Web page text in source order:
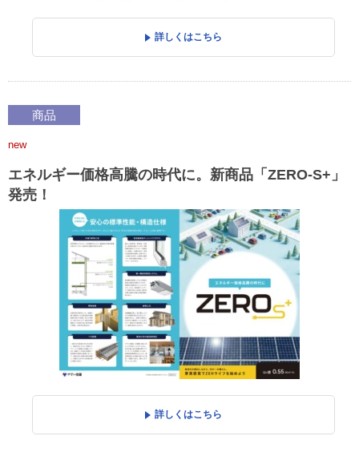
詳しくはこちら
商品
new
エネルギー価格高騰の時代に。新商品「ZERO-S+」
発売！
詳しくはこちら